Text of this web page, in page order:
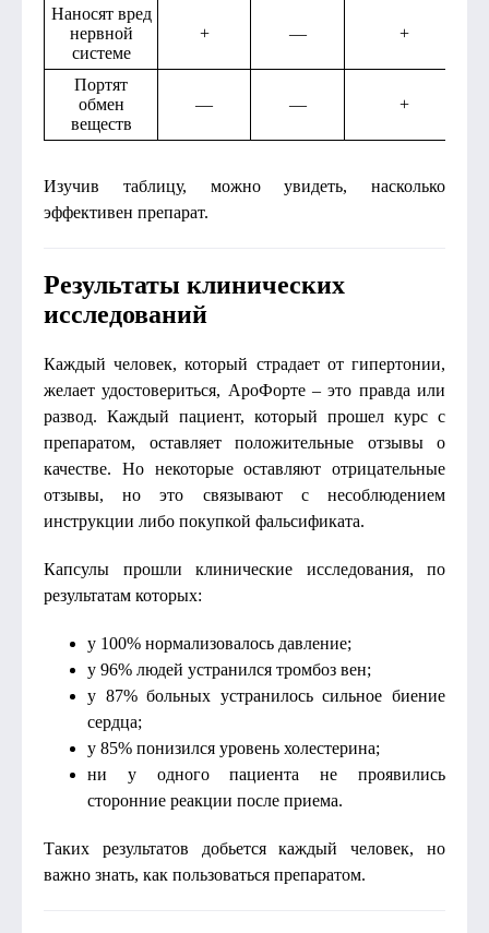
Наносят вред
нервной
системе
+ — +
Портят
обмен
веществ
— — +
Изучив таблицу, можно увидеть, насколько
эффективен препарат.
Результаты клинических
исследований
Каждый человек, который страдает от гипертонии,
желает удостовериться, АроФорте – это правда или
развод. Каждый пациент, который прошел курс с
препаратом, оставляет положительные отзывы о
качестве. Но некоторые оставляют отрицательные
отзывы, но это связывают с несоблюдением
инструкции либо покупкой фальсификата.
Капсулы прошли клинические исследования, по
результатам которых:
у 100% нормализовалось давление;
у 96% людей устранился тромбоз вен;
у 87% больных устранилось сильное биение
сердца;
у 85% понизился уровень холестерина;
ни у одного пациента не проявились
сторонние реакции после приема.
Таких результатов добьется каждый человек, но
важно знать, как пользоваться препаратом.